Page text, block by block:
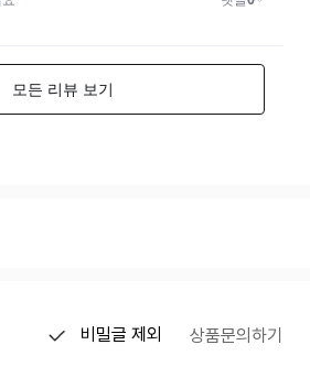
비밀글 제외 상품문의하기